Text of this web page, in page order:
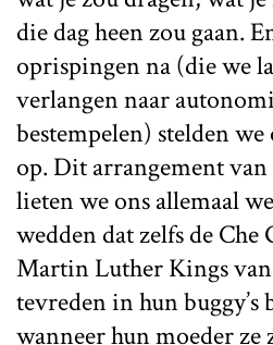
die dag heen zou gaan.
oprispingen na (die we
verlangen naar
bestempelen) stelden
op. Dit arrangement
lieten we ons allemaal
wedden dat zelfs de Che
Martin Luther Kings
tevreden in hun buggy’s
wanneer hun moeder ze